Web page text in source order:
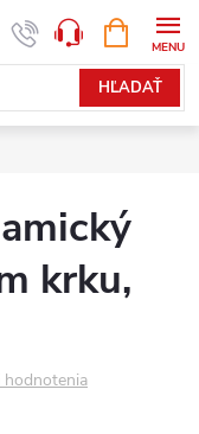
HĽADAŤ
KOŠÍK
krku,